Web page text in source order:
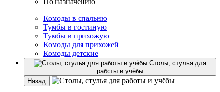
По назначению
Комоды в спальню
Тумбы в гостиную
Тумбы в прихожую
Комоды для прихожей
Комоды детские
Столы, стулья для
работы и учёбы
Назад